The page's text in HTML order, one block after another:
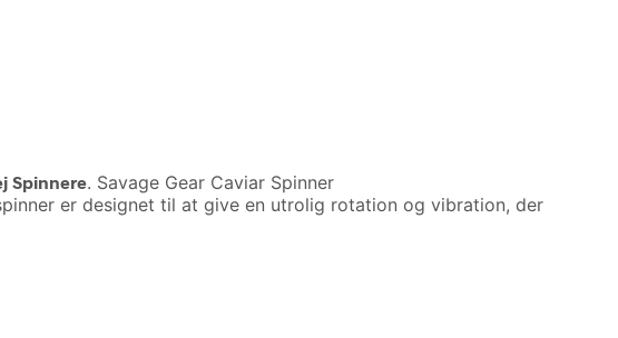
Spinnere. Savage Gear Caviar Spinner
er designet til at give en utrolig rotation og vibration, der